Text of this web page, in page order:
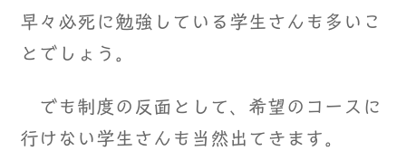
早々必死に勉強している学生さんも多いこ
とでしょう。
でも制度の反面として、希望のコースに
行けない学生さんも当然出てきます。